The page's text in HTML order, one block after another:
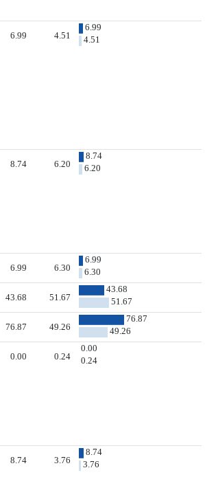
6.99 4.51
6.99
4.51
8.74 6.20
8.74
6.20
6.99 6.30
6.99
6.30
43.68 51.67
43.68
51.67
76.87 49.26
76.87
49.26
0.00 0.24
0.00
0.24
8.74 3.76
8.74
3.76